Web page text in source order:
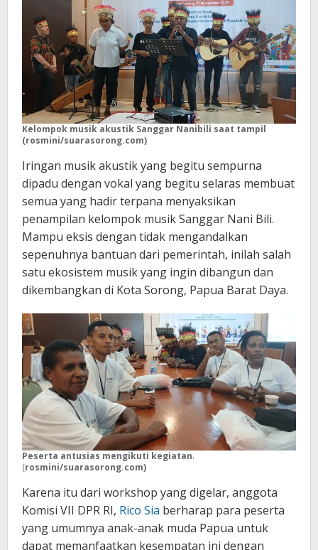
Kelompok musik akustik Sanggar Nanibili saat tampil
(rosmini/suarasorong.com)
Iringan musik akustik yang begitu sempurna
dipadu dengan vokal yang begitu selaras membuat
semua yang hadir terpana menyaksikan
penampilan kelompok musik Sanggar Nani Bili.
Mampu eksis dengan tidak mengandalkan
sepenuhnya bantuan dari pemerintah, inilah salah
satu ekosistem musik yang ingin dibangun dan
dikembangkan di Kota Sorong, Papua Barat Daya.
Peserta antusias mengikuti kegiatan.
(rosmini/suarasorong.com)
Karena itu dari workshop yang digelar, anggota
Komisi VII DPR RI, Rico Sia berharap para peserta
yang umumnya anak-anak muda Papua untuk
dapat memanfaatkan kesempatan ini dengan